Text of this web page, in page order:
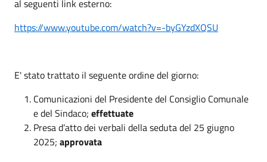
al seguenti link esterno:
https://www.youtube.com/watch?v=-byGYzdXQSU
E' stato trattato il seguente ordine del giorno:
Comunicazioni del Presidente del Consiglio Comunale
e del Sindaco; effettuate
Presa d’atto dei verbali della seduta del 25 giugno
2025; approvata